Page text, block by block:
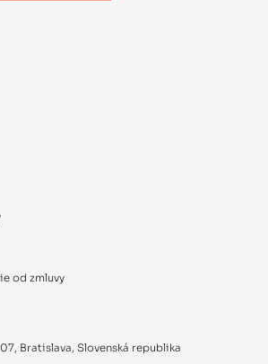
od zmluvy
Bratislava, Slovenská republika